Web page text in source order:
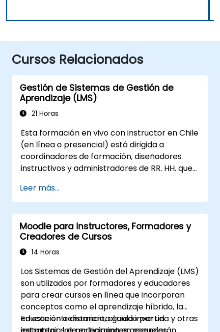
Cursos Relacionados
Gestión de Sistemas de Gestión de
Aprendizaje (LMS)
21 Horas
Esta formación en vivo con instructor en Chile
(en línea o presencial) está dirigida a
coordinadores de formación, diseñadores
instructivos y administradores de RR. HH. que
gestión de usuarios y roles, la creación de
cursos, el seguimiento, los informes y las
mejores prácticas para la preparación de
certificaciones.
Leer más...
Moodle para Instructores, Formadores y
Creadores de Cursos
14 Horas
Los Sistemas de Gestión del Aprendizaje (LMS)
son utilizados por formadores y educadores
para crear cursos en línea que incorporan
conceptos como el aprendizaje híbrido, la
educación a distancia, el aula invertida y otras
En este entrenamiento guiado por un